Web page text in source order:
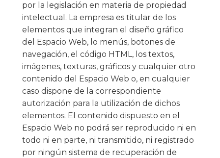
por la legislación en materia de propiedad
intelectual. La empresa es titular de los
elementos que integran el diseño gráfico
del Espacio Web, lo menús, botones de
navegación, el código HTML, los textos,
imágenes, texturas, gráficos y cualquier otro
contenido del Espacio Web o, en cualquier
caso dispone de la correspondiente
autorización para la utilización de dichos
elementos. El contenido dispuesto en el
Espacio Web no podrá ser reproducido ni en
todo ni en parte, ni transmitido, ni registrado
por ningún sistema de recuperación de